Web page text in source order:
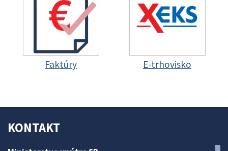
Faktúry E-trhovisko
KONTAKT